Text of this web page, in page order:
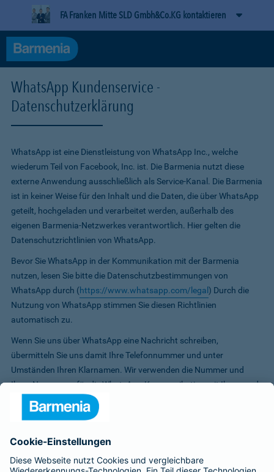
FA Franken Mitte SLD Gmbh&Co.KG kontaktieren
WhatsApp Kundenservice -
Datenschutzerklärung
WhatsApp ist eine Dienstleistung von WhatsApp Inc., welche
wiederum Teil von Facebook, Inc. ist. Die Barmenia nutzt diese
externe Anwendung ausschließlich als Service-Kanal. Die Barmenia
ist in keiner Weise für den Inhalt und die Daten, die über WhatsApp
geteilt, hochgeladen und verarbeitet werden, außerhalb des
eigenen Barmenia-Netzwerkes verantwortlich. Hier gelten die
Datenschutzrichtlinien von WhatsApp.
Bevor Sie WhatsApp in der Kommunikation mit der Barmenia
nutzen, lesen Sie bitte die Datenschutzbestimmungen von
WhatsApp durch (https://www.whatsapp.com/legal ) Durch die
Nutzung von WhatsApp stimmen Sie diesen Richtlinien
automatisch zu.
Wenn Sie uns über WhatsApp eine Nachricht schreiben,
übermitteln Sie uns damit Ihre Telefonnummer und unter
Umständen Ihren Klarnamen. Wir verwenden die Nummer und
Ihren Namen nur für die WhatsApp-Kommunikation mit Ihnen und
die Chat-Inhalte nur zur Bearbeitung Ihrer Anfrage.
Bitte beachten Sie jedoch die WhatsApp-Nutzungsbedingungen,
Handy installieren und nutzen, stimmen Sie den
Nutzungsbedingungen von WhatsApp zu. Diese beinhalten unter